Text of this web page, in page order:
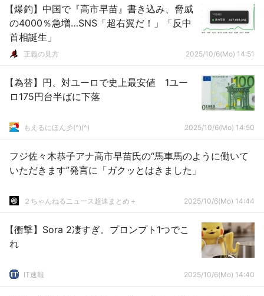
【爆釣】中国で『高市早苗』書き込み、脅威
の4000％急増…SNS「超右翼だ！」「反中
首相誕生」
正義の見方 2025/10/6(Mo) 14:51
【為替】円、対ユーロで史上最安値 1ユー
ロ175円台半ばに下落
もえるにほん彡(^)(^) 2025/10/6(Mo) 14:50
フジ佐々木恭子アナ高市早苗氏の“馬車馬のように働いて
いただきます”発言に「ガクッとはきました」
２ちゃんねるニュース超速まとめ＋ 2025/10/6(Mo) 14:44
【衝撃】Sora 2凄すぎ。プロンプト1つでこ
れ
IT速報 2025/10/6(Mo) 14:40